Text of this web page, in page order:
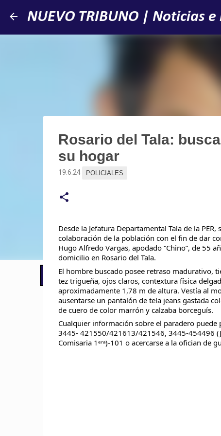
NUEVO TRIBUNO | Noticias
📢 LO ÚLTIMO El Gobierno postergó la reunión
Rosario del Tala:
su hogar
19.6.24 POLICIALES
Desde la Jefatura Departamental Tala de la PER,
colaboración de la población con el fin de dar
Hugo Alfredo Vargas, apodado “Chino”, de 55
domicilio en Rosario del Tala.
El hombre buscado posee retraso madurativo,
tez trigueña, ojos claros, contextura física
aproximadamente 1,78 m de altura. Vestía al
ausentarse un pantalón de tela jeans gastada
de cuero de color marrón y calzaba borceguís.
Cualquier información sobre el paradero puede
3445- 421550/421613/421546, 3445-454496
Comisaria 1ᵉʳᵃ)-101 o acercarse a la ofician de